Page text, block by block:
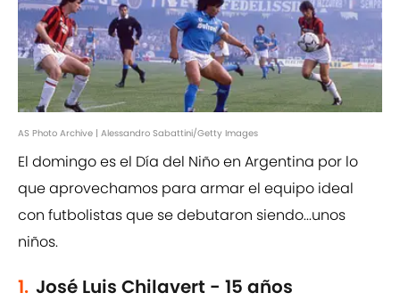
AS Photo Archive | Alessandro Sabattini/Getty Images
El domingo es el Día del Niño en Argentina por lo
que aprovechamos para armar el equipo ideal
con futbolistas que se debutaron siendo...unos
niños.
1. José Luis Chilavert - 15 años